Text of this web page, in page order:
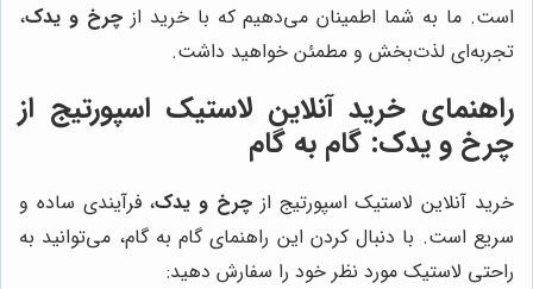
است. ما به شما اطمینان می‌دهیم که با خرید ازچرخ و یدک،
تجربه‌ای لذت‌بخش و مطمئن خواهید داشت.
راهنمای خرید آنلاین لاستیک اسپورتیج از
چرخ و یدک: گام به گام
خرید آنلاین لاستیک اسپورتیج از چرخ و یدک، فرآیندی ساده و
سریع است. با دنبال کردن این راهنمای گام به گام، می‌توانید به
راحتی لاستیک مورد نظر خود را سفارش دهید: